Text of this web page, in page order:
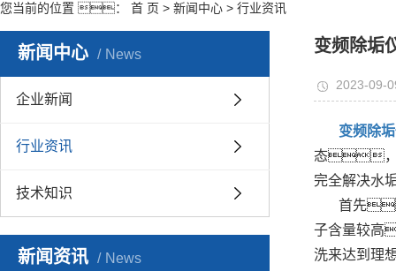
您当前的位置 ： 首 页 > 新闻中心 > 行业资讯
新闻中心 News
企业新闻
行业资讯
技术知识
新闻资讯 News
变频除
2023-09-
变频除
态，
完全解决
首先
子含量较高
洗来达到理